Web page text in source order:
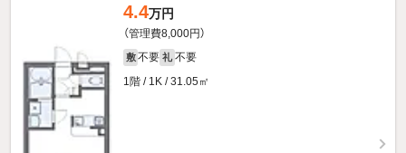
4.4万円
（管理費8,000円）
敷 不要 礼 不要
1階 / 1K / 31.05㎡